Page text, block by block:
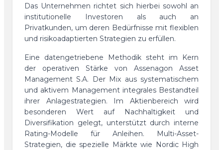
Das Unternehmen richtet sich hierbei sowohl an
institutionelle Investoren als auch an
Privatkunden, um deren Bedürfnisse mit flexiblen
und risikoadaptierten Strategien zu erfüllen.
Eine datengetriebene Methodik steht im Kern
der operativen Stärke von Assenagon Asset
Management S.A. Der Mix aus systematischem
und aktivem Management integrales Bestandteil
ihrer Anlagestrategien. Im Aktienbereich wird
besonderen Wert auf Nachhaltigkeit und
Diversifikation gelegt, unterstützt durch interne
Rating-Modelle für Anleihen. Multi-Asset-
Strategien, die spezielle Märkte wie Nordic High